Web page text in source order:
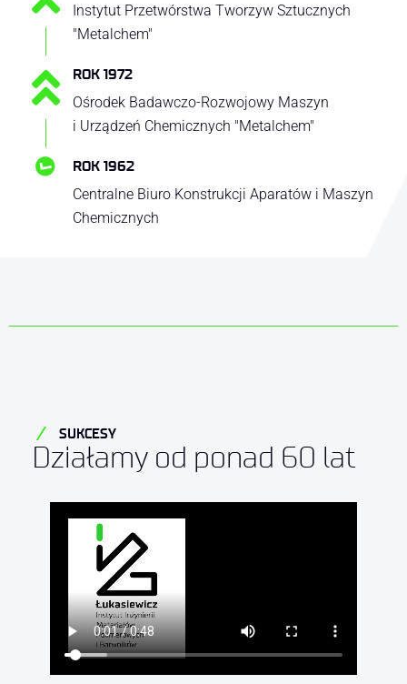
Instytut Przetwórstwa Tworzyw Sztucznych
"Metalchem"
ROK 1972
Ośrodek Badawczo-Rozwojowy Maszyn
i Urządzeń Chemicznych "Metalchem"
ROK 1962
Centralne Biuro Konstrukcji Aparatów i Maszyn
Chemicznych
SUKCESY
Działamy od ponad 60 lat